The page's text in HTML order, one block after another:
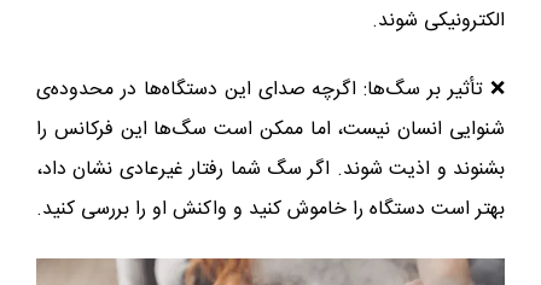
الکترونیکی شوند.
❌ تأثیر بر سگ‌ها: اگرچه صدای این دستگاه‌ها در محدوده‌ی
شنوایی انسان نیست، اما ممکن است سگ‌ها این فرکانس را
بشنوند و اذیت شوند. اگر سگ شما رفتار غیرعادی نشان داد،
بهتر است دستگاه را خاموش کنید و واکنش او را بررسی کنید.